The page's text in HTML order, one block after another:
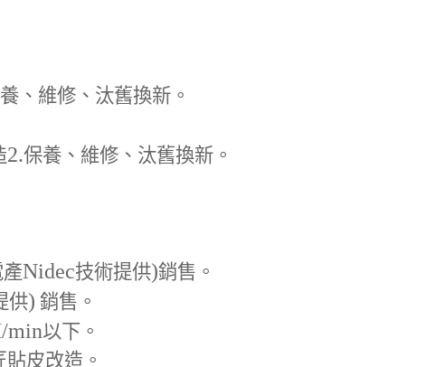
、維修、汰舊換新。
2.保養、維修、汰舊換新。
產Nidec技術提供)銷售。
供) 銷售。
/min以下。
皮改造。